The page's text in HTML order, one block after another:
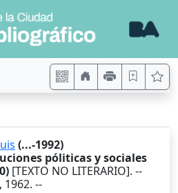
(...-1992)
póliticas y sociales
[TEXTO NO LITERARIO]. --
, 1962. --